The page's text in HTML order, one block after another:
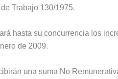
Trabajo 130/1975.
hasta su concurrencia los
de 2009.
una suma No